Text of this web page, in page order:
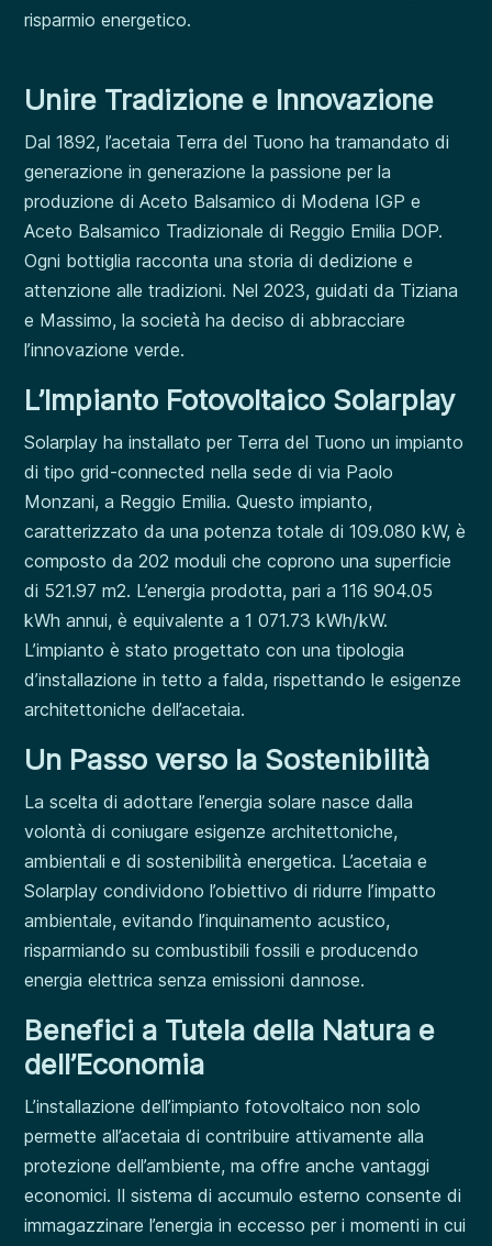
risparmio energetico.
Unire Tradizione e Innovazione
Dal 1892, l’acetaia Terra del Tuono ha tramandato di
generazione in generazione la passione per la
produzione di Aceto Balsamico di Modena IGP e
Aceto Balsamico Tradizionale di Reggio Emilia DOP.
Ogni bottiglia racconta una storia di dedizione e
attenzione alle tradizioni. Nel 2023, guidati da Tiziana
e Massimo, la società ha deciso di abbracciare
l’innovazione verde.
L’Impianto Fotovoltaico Solarplay
Solarplay ha installato per Terra del Tuono un impianto
di tipo grid-connected nella sede di via Paolo
Monzani, a Reggio Emilia. Questo impianto,
caratterizzato da una potenza totale di 109.080 kW, è
composto da 202 moduli che coprono una superficie
di 521.97 m2. L’energia prodotta, pari a 116 904.05
kWh annui, è equivalente a 1 071.73 kWh/kW.
L’impianto è stato progettato con una tipologia
d’installazione in tetto a falda, rispettando le esigenze
architettoniche dell’acetaia.
Un Passo verso la Sostenibilità
La scelta di adottare l’energia solare nasce dalla
volontà di coniugare esigenze architettoniche,
ambientali e di sostenibilità energetica. L’acetaia e
Solarplay condividono l’obiettivo di ridurre l’impatto
ambientale, evitando l’inquinamento acustico,
risparmiando su combustibili fossili e producendo
energia elettrica senza emissioni dannose.
Benefici a Tutela della Natura e
dell’Economia
L’installazione dell’impianto fotovoltaico non solo
permette all’acetaia di contribuire attivamente alla
protezione dell’ambiente, ma offre anche vantaggi
economici. Il sistema di accumulo esterno consente di
immagazzinare l’energia in eccesso per i momenti in cui